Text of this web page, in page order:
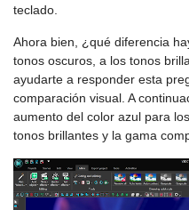
teclado.
Ahora bien, ¿qué diferencia
tonos oscuros, a los tonos
ayudarte a responder esta
comparación visual. A
aumento del color azul para
tonos brillantes y la gama